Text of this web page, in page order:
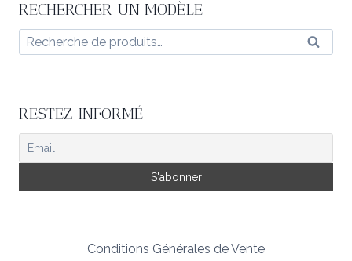
RECHERCHER UN MODÈLE
Recherche
pour :
RESTEZ INFORMÉ
Conditions Générales de Vente